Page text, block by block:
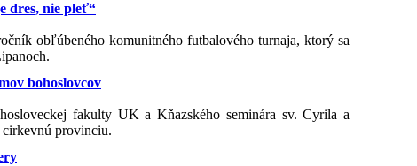
dres, nie pleť“
obľúbeného komunitného futbalového turnaja, ktorý sa
bohoslovcov
fakulty UK a Kňazského seminára sv. Cyrila a
provinciu.